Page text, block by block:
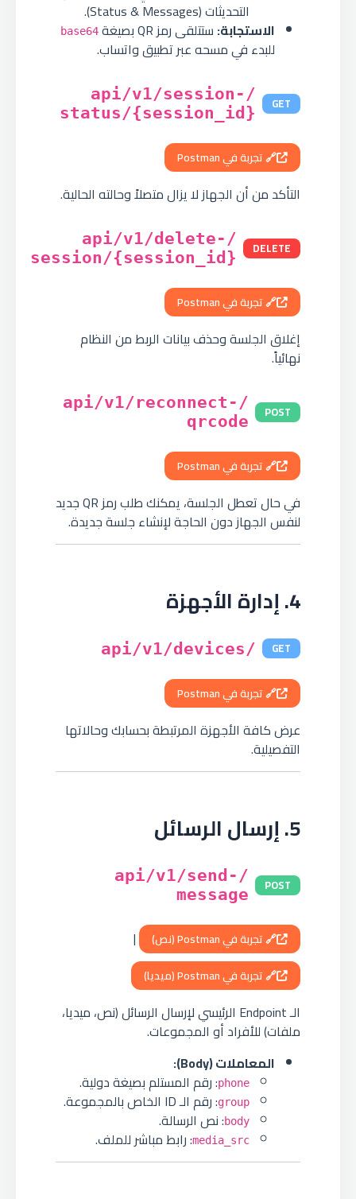
التحديثات (Status & Messages).
الاستجابة: ستتلقى رمز QR بصيغة base64
للبدء في مسحه عبر تطبيق واتساب.
GET
/api/v1/session-
status/{session_id}
🔗 تجربة في Postman
التأكد من أن الجهاز لا يزال متصلاً وحالته الحالية.
DELETE
/api/v1/delete-
session/{session_id}
🔗 تجربة في Postman
إغلاق الجلسة وحذف بيانات الربط من النظام
نهائياً.
POST
/api/v1/reconnect-
qrcode
🔗 تجربة في Postman
في حال تعطل الجلسة، يمكنك طلب رمز QR جديد
لنفس الجهاز دون الحاجة لإنشاء جلسة جديدة.
4. إدارة الأجهزة
GET
/api/v1/devices
🔗 تجربة في Postman
عرض كافة الأجهزة المرتبطة بحسابك وحالاتها
التفصيلية.
5. إرسال الرسائل
POST
/api/v1/send-
message
🔗 تجربة في Postman (نص) |
🔗 تجربة في Postman (ميديا)
الـ Endpoint الرئيسي لإرسال الرسائل (نص، ميديا،
ملفات) للأفراد أو المجموعات.
المعاملات (Body):
phone: رقم المستلم بصيغة دولية.
group: رقم الـ ID الخاص بالمجموعة.
body: نص الرسالة.
media_src: رابط مباشر للملف.